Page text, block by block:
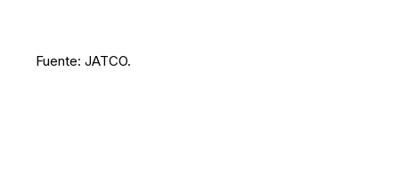
Fuente: JATCO.